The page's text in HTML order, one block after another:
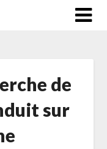
de
sur